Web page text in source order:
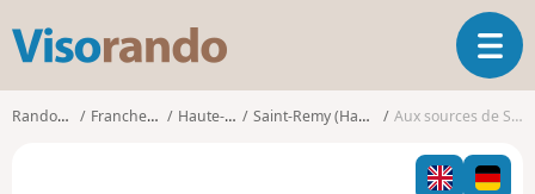
s
O
u
v
i
r
Randonnées Franche-Comté Haute-Saône Saint-Remy (Haute-Saône) Aux sources de Saint-Rémy